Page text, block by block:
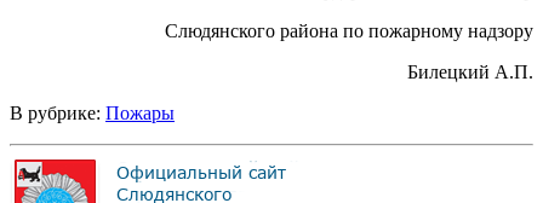
Слюдянского района по пожарному надзору
Билецкий А.П.
В рубрике: Пожары